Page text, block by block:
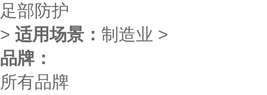
足部防护
> 适用场景： 制造业 >
品牌：
所有品牌